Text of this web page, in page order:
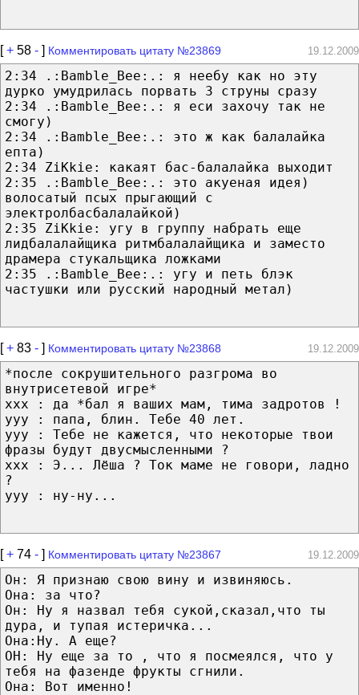
[+ 58 - ] Комментировать цитату №23869 19.12.2009
2:34 .:Bamble_Bee:.: я неебу как но эту
дурко умудрилась порвать 3 струны сразу
2:34 .:Bamble_Bee:.: я еси захочу так не
смогу)
2:34 .:Bamble_Bee:.: это ж как балалайка
епта)
2:34 ZiKkie: какаят бас-балалайка выходит
2:35 .:Bamble_Bee:.: это акуеная идея)
волосатый псых прыгающий с
электролбасбалалайкой)
2:35 ZiKkie: угу в группу набрать еще
лидбалалайщика ритмбалалайщика и заместо
драмера стукальщика ложками
2:35 .:Bamble_Bee:.: угу и петь блэк
частушки или русский народный метал)
[+ 83 - ] Комментировать цитату №23868 19.12.2009
*после сокрушительного разгрома во
внутрисетевой игре*
ххх : да *бал я ваших мам, тима задротов !
ууу : папа, блин. Тебе 40 лет.
ууу : Тебе не кажется, что некоторые твои
фразы будут двусмысленными ?
ххх : Э... Лёша ? Ток маме не говори, ладно
?
ууу : ну-ну...
[+ 74 - ] Комментировать цитату №23867 19.12.2009
Он: Я признаю свою вину и извиняюсь.
Она: за что?
Он: Ну я назвал тебя сукой,сказал,что ты
дура, и тупая истеричка...
Она:Ну. А еще?
ОН: Ну еще за то , что я посмеялся, что у
тебя на фазенде фрукты сгнили.
Она: Вот именно!